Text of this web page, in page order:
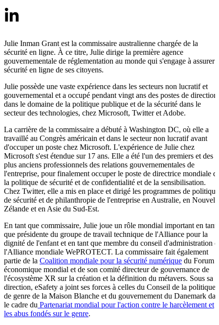
Julie Inman Grant est la commissaire australienne chargée de la
sécurité en ligne. À ce titre, Julie dirige la première agence
gouvernementale de réglementation au monde qui s'engage à assurer
sécurité en ligne de ses citoyens.
Julie possède une vaste expérience dans les secteurs non lucratif et
gouvernemental et a occupé pendant vingt ans des postes de direction
dans le domaine de la politique publique et de la sécurité dans le
secteur des technologies, chez Microsoft, Twitter et Adobe.
La carrière de la commissaire a débuté à Washington DC, où elle a
travaillé au Congrès américain et dans le secteur non lucratif avant
d'occuper un poste chez Microsoft. L'expérience de Julie chez
Microsoft s'est étendue sur 17 ans. Elle a été l'un des premiers et des
plus anciens professionnels des relations gouvernementales de
l'entreprise, pour finalement occuper le poste de directrice mondiale
la politique de sécurité et de confidentialité et de la sensibilisation.
Chez Twitter, elle a mis en place et dirigé les programmes de
de sécurité et de philanthropie de l'entreprise en Australie, en
Zélande et en Asie du Sud-Est.
En tant que commissaire, Julie joue un rôle mondial important en tant
que présidente du groupe de travail technique de l'Alliance pour la
dignité de l'enfant et en tant que membre du conseil d'administration
l'Alliance mondiale WePROTECT. La commissaire fait également
partie de la Coalition mondiale pour la sécurité numérique du Forum
économique mondial et de son comité directeur de gouvernance de
l'écosystème XR sur la création et la définition du métavers. Sous sa
direction, eSafety a joint ses forces à celles du Conseil de la politique
de genre de la Maison Blanche et du gouvernement du Danemark
le cadre du Partenariat mondial pour l'action contre le harcèlement et
les abus fondés sur le genre.